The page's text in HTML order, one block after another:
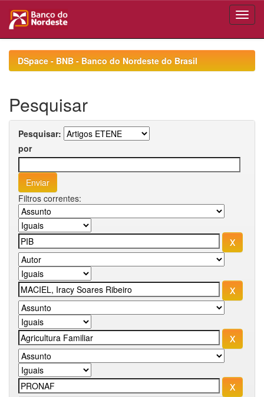
navigationDSpace - BNB - Banco do Nordeste do Brasil
Pesquisar
Pesquisar:
por
Filtros correntes: